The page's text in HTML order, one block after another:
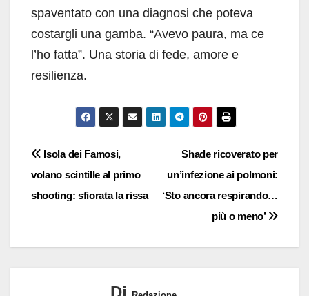
spaventato con una diagnosi che poteva
costargli una gamba. “Avevo paura, ma ce
l’ho fatta”. Una storia di fede, amore e
resilienza.
Navigazione
articoli
Shade ricoverato per
un’infezione ai polmoni:
‘Sto ancora respirando…
più o meno’
Isola dei Famosi,
volano scintille al primo
shooting: sfiorata la rissa
Di